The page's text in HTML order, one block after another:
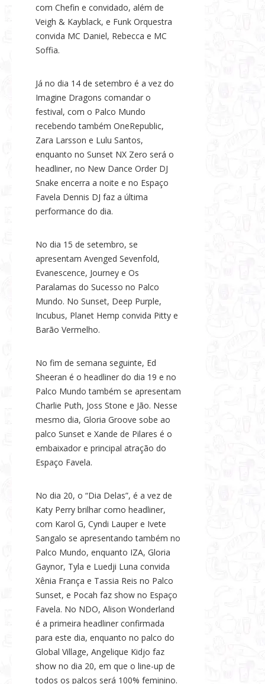
com Chefin e convidado, além de
Veigh & Kayblack, e Funk Orquestra
convida MC Daniel, Rebecca e MC
Soffia.
Já no dia 14 de setembro é a vez do
Imagine Dragons comandar o
festival, com o Palco Mundo
recebendo também OneRepublic,
Zara Larsson e Lulu Santos,
enquanto no Sunset NX Zero será o
headliner, no New Dance Order DJ
Snake encerra a noite e no Espaço
Favela Dennis DJ faz a última
performance do dia.
No dia 15 de setembro, se
apresentam Avenged Sevenfold,
Evanescence, Journey e Os
Paralamas do Sucesso no Palco
Mundo. No Sunset, Deep Purple,
Incubus, Planet Hemp convida Pitty e
Barão Vermelho.
No fim de semana seguinte, Ed
Sheeran é o headliner do dia 19 e no
Palco Mundo também se apresentam
Charlie Puth, Joss Stone e Jão. Nesse
mesmo dia, Gloria Groove sobe ao
palco Sunset e Xande de Pilares é o
embaixador e principal atração do
Espaço Favela.
No dia 20, o “Dia Delas”, é a vez de
Katy Perry brilhar como headliner,
com Karol G, Cyndi Lauper e Ivete
Sangalo se apresentando também no
Palco Mundo, enquanto IZA, Gloria
Gaynor, Tyla e Luedji Luna convida
Xênia França e Tassia Reis no Palco
Sunset, e Pocah faz show no Espaço
Favela. No NDO, Alison Wonderland
é a primeira headliner confirmada
para este dia, enquanto no palco do
Global Village, Angelique Kidjo faz
show no dia 20, em que o line-up de
todos os palcos será 100% feminino.